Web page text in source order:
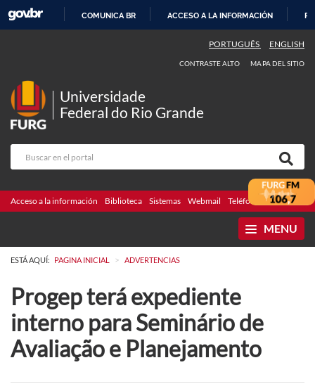
CONTENIDO
COMUNICA BR ACCESO A LA INFORMACIÓN
PORTUGUÊS ENGLISH
CONTRASTE ALTO MAPA DEL SITIO
Universidade
Federal do Rio Grande
Acceso a la información Biblioteca Sistemas Webmail Teléfonos Licitaciones
MENU
ESTÁ AQUÍ: PAGINA INICIAL > ADVERTENCIAS
Progep terá expediente
interno para Seminário de
Avaliação e Planejamento